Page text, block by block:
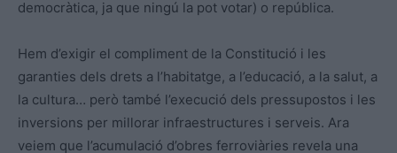
democràtica, ja que ningú la pot votar) o república.
Hem d’exigir el compliment de la Constitució i les
garanties dels drets a l’habitatge, a l’educació, a la salut, a
la cultura… però també l’execució dels pressupostos i les
inversions per millorar infraestructures i serveis. Ara
veiem que l’acumulació d’obres ferroviàries revela una